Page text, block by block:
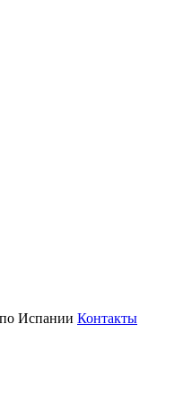
Испании Контакты